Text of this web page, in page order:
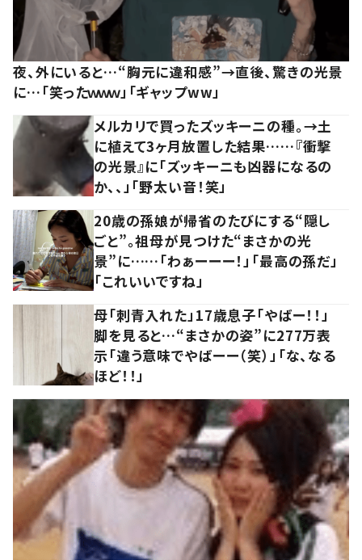
夜、外にいると…“胸元に違和感”→直後、驚きの光景
に…「笑ったｗｗｗ」「ギャップww」
メルカリで買ったズッキーニの種。→土
に植えて3ヶ月放置した結果……『衝撃
の光景』に「ズッキーニも凶器になるの
か、、」「野太い音！笑」
20歳の孫娘が帰省のたびにする“隠し
ごと”。祖母が見つけた“まさかの光
景”に……「わぁーーー！」「最高の孫だ」
「これいいですね」
母「刺青入れた」17歳息子「やばー！！」
脚を見ると…“まさかの姿”に277万表
示「違う意味でやばーー（笑）」「な、なる
ほど！！」